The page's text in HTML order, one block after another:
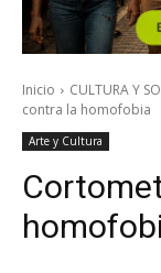
Inicio CULTURA Y
contra la homofobia
Arte y Cultura